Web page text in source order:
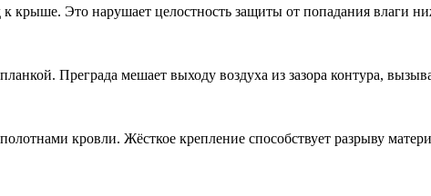
крыше. Это нарушает целостность защиты от попадания влаги
Преграда мешает выходу воздуха из зазора контура,
кровли. Жёсткое крепление способствует разрыву